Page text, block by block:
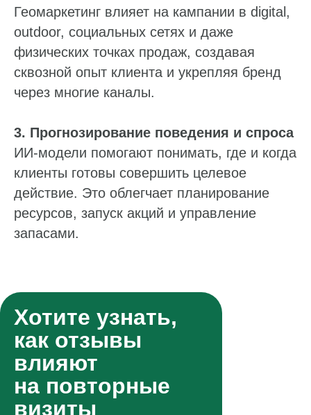
Геомаркетинг влияет на кампании в digital,
outdoor, социальных сетях и даже
физических точках продаж, создавая
сквозной опыт клиента и укрепляя бренд
через многие каналы.
3. Прогнозирование поведения и спроса
ИИ‑модели помогают понимать, где и когда
клиенты готовы совершить целевое
действие. Это облегчает планирование
ресурсов, запуск акций и управление
запасами.
Хотите узнать,
как отзывы
влияют
на повторные
визиты